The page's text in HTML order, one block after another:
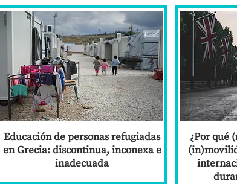
Educación de personas refugiadas
en Grecia: discontinua, inconexa e
inadecuada
¿Por qué